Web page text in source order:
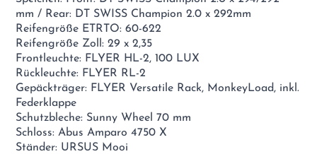
mm / Rear: DT SWISS Champion 2.0 x 292mm
Reifengröße ETRTO: 60-622
Reifengröße Zoll: 29 x 2,35
Frontleuchte: FLYER HL-2, 100 LUX
Rückleuchte: FLYER RL-2
Gepäckträger: FLYER Versatile Rack, MonkeyLoad, inkl.
Federklappe
Schutzbleche: Sunny Wheel 70 mm
Schloss: Abus Amparo 4750 X
Ständer: URSUS Mooi